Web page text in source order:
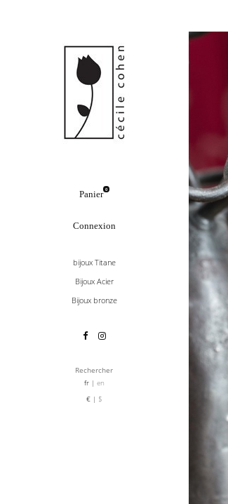
Panier
0
Connexion
bijoux Titane
Bijoux Acier
Bijoux bronze
Rechercher
fr
en
€
$